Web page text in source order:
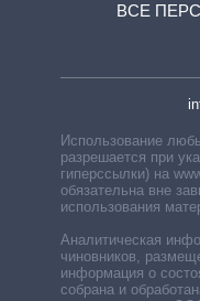
ВСЕ
Использование
разрешается при
гиперссылки) на
обязательна вне
использования
Аналитическая
чиновников,
информация о
собрана и